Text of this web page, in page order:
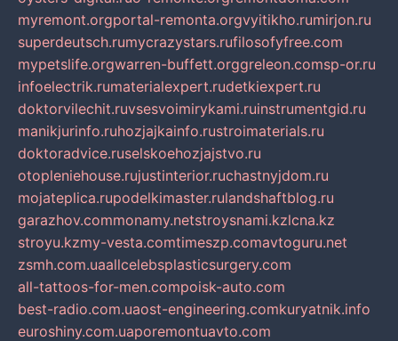
myremont.orgportal-remonta.orgvyitikho.rumirjon.ru
superdeutsch.rumycrazystars.rufilosofyfree.com
mypetslife.orgwarren-buffett.orggreleon.comsp-or.ru
infoelectrik.rumaterialexpert.rudetkiexpert.ru
doktorvilechit.ruvsesvoimirykami.ruinstrumentgid.ru
manikjurinfo.ruhozjajkainfo.rustroimaterials.ru
doktoradvice.ruselskoehozjajstvo.ru
otopleniehouse.rujustinterior.ruchastnyjdom.ru
mojateplica.rupodelkimaster.rulandshaftblog.ru
garazhov.commonamy.netstroysnami.kzlcna.kz
stroyu.kzmy-vesta.comtimeszp.comavtoguru.net
zsmh.com.uaallcelebsplasticsurgery.com
all-tattoos-for-men.compoisk-auto.com
best-radio.com.uaost-engineering.comkuryatnik.info
euroshiny.com.uaporemontuavto.com